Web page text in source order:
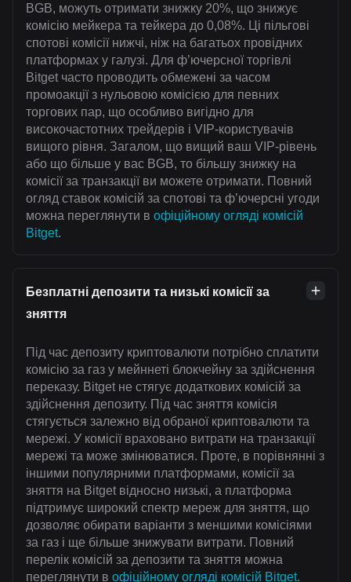
BGB, можуть отримати знижку 20%, що знижує
комісію мейкера та тейкера до 0,08%. Ці пільгові
спотові комісії нижчі, ніж на багатьох провідних
платформах у галузі. Для ф’ючерсної торгівлі
Bitget часто проводить обмежені за часом
промоакції з нульовою комісією для певних
торгових пар, що особливо вигідно для
високочастотних трейдерів і VIP-користувачів
вищого рівня. Загалом, що вищий ваш VIP-рівень
або що більше у вас BGB, то більшу знижку на
комісії за транзакції ви можете отримати. Повний
огляд ставок комісій за спотові та ф’ючерсні угоди
можна переглянути в офіційному огляді комісій
Bitget.
Безплатні депозити та низькі комісії за
зняття
Під час депозиту криптовалюти потрібно сплатити
комісію за газ у мейннеті блокчейну за здійснення
переказу. Bitget не стягує додаткових комісій за
здійснення депозиту. Під час зняття комісія
стягується залежно від обраної криптовалюти та
мережі. У комісії враховано витрати на транзакції
мережі та може змінюватися. Проте, в порівнянні з
іншими популярними платформами, комісії за
зняття на Bitget відносно низькі, а платформа
підтримує широкий спектр мереж для зняття, що
дозволяє обирати варіанти з меншими комісіями
за газ і ще більше знижувати витрати. Повний
перелік комісій за депозити та зняття можна
переглянути в офіційному огляді комісій Bitget.